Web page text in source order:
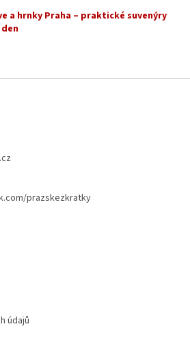
a hrnky Praha – praktické suvenýry
prazskezkratky
údajů